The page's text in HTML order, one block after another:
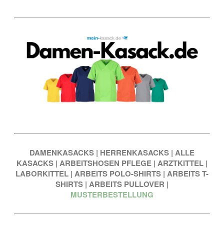
DAMENKASACKS | HERRENKASACKS | ALLE
KASACKS | ARBEITSHOSEN PFLEGE | ARZTKITTEL |
LABORKITTEL | ARBEITS POLO-SHIRTS | ARBEITS T-
SHIRTS | ARBEITS PULLOVER |
MUSTERBESTELLUNG